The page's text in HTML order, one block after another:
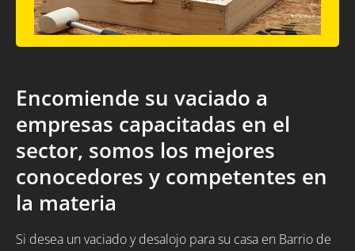
Encomiende su vaciado a
empresas capacitadas en el
sector, somos los mejores
conocedores y competentes en
la materia
Si desea un vaciado y desalojo para su casa en Barrio de